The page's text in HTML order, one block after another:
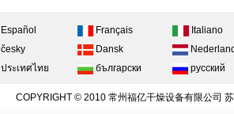
Español Français
Italiano
česky Dansk
ประเทศไทย български русский
COPYRIGHT © 2010 常州福亿干燥设备有限公司